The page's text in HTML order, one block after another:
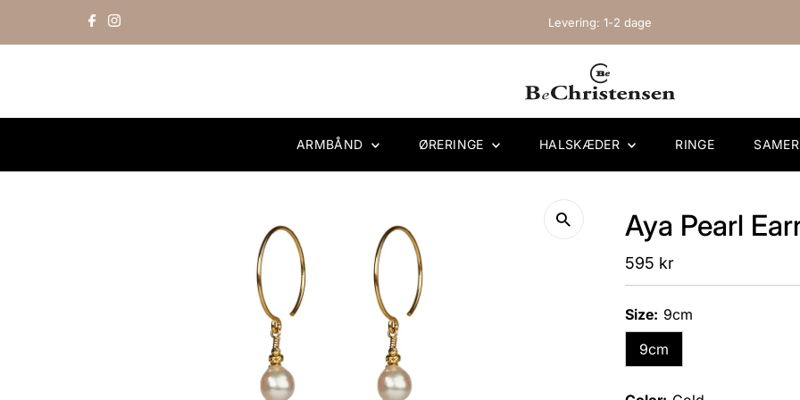
Skip to content Levering: 1-2 dage
ARMBÅND ØRERINGE HALSKÆDER RINGE SAMER
Aya Pearl
Regular
Price
595 kr
Size: 9cm
9cm